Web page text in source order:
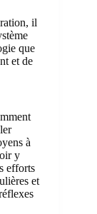
il
que
et de
à
y
efforts
et